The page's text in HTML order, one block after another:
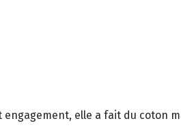
engagement, elle a fait du